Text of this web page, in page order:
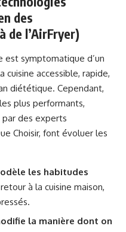
des
de l’AirFryer)
est symptomatique d’un
cuisine accessible, rapide,
diététique. Cependant,
plus performants,
des experts
Choisir, font évoluer les
les habitudes
à la cuisine maison,
la manière dont on